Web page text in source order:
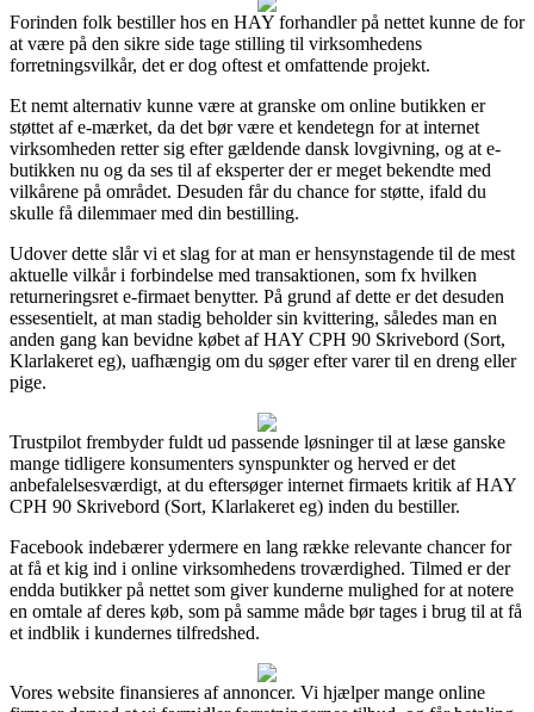
Forinden folk bestiller hos en HAY forhandler på nettet kunne de for
at være på den sikre side tage stilling til virksomhedens
forretningsvilkår, det er dog oftest et omfattende projekt.
Et nemt alternativ kunne være at granske om online butikken er
støttet af e-mærket, da det bør være et kendetegn for at internet
virksomheden retter sig efter gældende dansk lovgivning, og at e-
butikken nu og da ses til af eksperter der er meget bekendte med
vilkårene på området. Desuden får du chance for støtte, ifald du
skulle få dilemmaer med din bestilling.
Udover dette slår vi et slag for at man er hensynstagende til de mest
aktuelle vilkår i forbindelse med transaktionen, som fx hvilken
returneringsret e-firmaet benytter. På grund af dette er det desuden
essesentielt, at man stadig beholder sin kvittering, således man en
anden gang kan bevidne købet af HAY CPH 90 Skrivebord (Sort,
Klarlakeret eg), uafhængig om du søger efter varer til en dreng eller
pige.
Trustpilot frembyder fuldt ud passende løsninger til at læse ganske
mange tidligere konsumenters synspunkter og herved er det
anbefalelsesværdigt, at du eftersøger internet firmaets kritik af HAY
CPH 90 Skrivebord (Sort, Klarlakeret eg) inden du bestiller.
Facebook indebærer ydermere en lang række relevante chancer for
at få et kig ind i online virksomhedens troværdighed. Tilmed er der
endda butikker på nettet som giver kunderne mulighed for at notere
en omtale af deres køb, som på samme måde bør tages i brug til at få
et indblik i kundernes tilfredshed.
Vores website finansieres af annoncer. Vi hjælper mange online